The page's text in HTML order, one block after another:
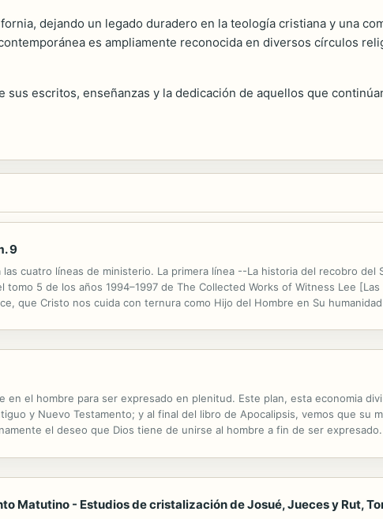
dejando un legado duradero en la teología cristiana y una
es ampliamente reconocida en diversos círculos
sus escritos, enseñanzas y la dedicación de aquellos que
9
cuatro líneas de ministerio. La primera línea --La historia del recobro
5 de los años 1994–1997 de The Collected Works of Witness Lee
que Cristo nos cuida con ternura como Hijo del Hombre en Su
en el hombre para ser expresado en plenitud. Este plan, esta economia
y Nuevo Testamento; y al final del libro de Apocalipsis, vemos que su
el deseo que Dios tiene de unirse al hombre a fin de ser
Matutino - Estudios de cristalización de Josué, Jueces y Rut,